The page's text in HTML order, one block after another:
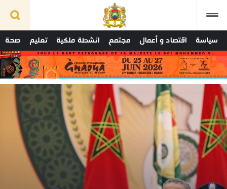
سياسة اقتصاد و أعمال مجتمع انشطة ملكية تعليم صحة